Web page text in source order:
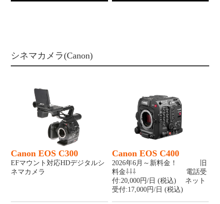
シネマカメラ(Canon)
Canon EOS C300
EFマウント対応HDデジタルシ
ネマカメラ
Canon EOS C400
2026年6月～新料金！ 旧
料金⇩⇩⇩ 電話受
付:20,000円/日 (税込) ネット
受付:17,000円/日 (税込)